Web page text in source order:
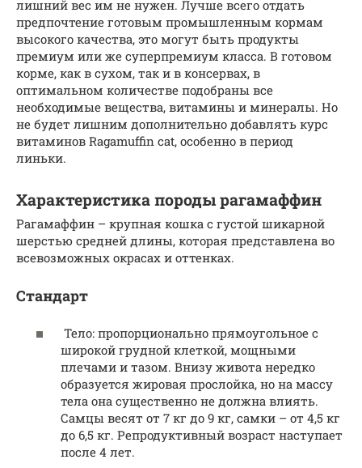
лишний вес им не нужен. Лучше всего отдать
предпочтение готовым промышленным кормам
высокого качества, это могут быть продукты
премиум или же суперпремиум класса. В готовом
корме, как в сухом, так и в консервах, в
оптимальном количестве подобраны все
необходимые вещества, витамины и минералы. Но
не будет лишним дополнительно добавлять курс
витаминов Ragamuffin cat, особенно в период
линьки.
Характеристика породы рагамаффин
Рагамаффин – крупная кошка с густой шикарной
шерстью средней длины, которая представлена во
всевозможных окрасах и оттенках.
Стандарт
Тело: пропорционально прямоугольное с
широкой грудной клеткой, мощными
плечами и тазом. Внизу живота нередко
образуется жировая прослойка, но на массу
тела она существенно не должна влиять.
Самцы весят от 7 кг до 9 кг, самки – от 4,5 кг
до 6,5 кг. Репродуктивный возраст наступает
после 4 лет.